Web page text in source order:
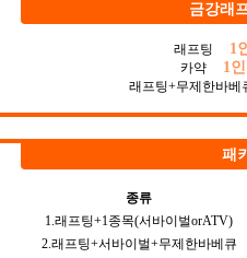
금강래
래프팅 1
카약 1
래프팅+무제한바베
패
종류
1.래프팅+1종목(서바이벌orATV)
2.래프팅+서바이벌+무제한바베큐